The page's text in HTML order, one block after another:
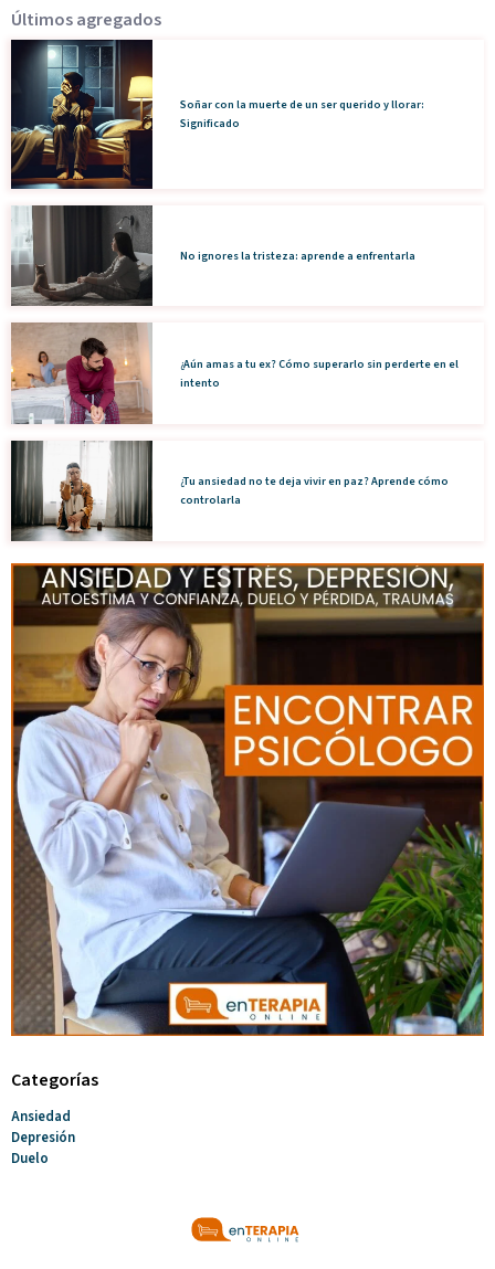
Últimos agregados
Soñar con la muerte de un ser querido y llorar:
Significado
No ignores la tristeza: aprende a enfrentarla
¿Aún amas a tu ex? Cómo superarlo sin perderte en el
intento
¿Tu ansiedad no te deja vivir en paz? Aprende cómo
controlarla
Categorías
Ansiedad
Depresión
Duelo